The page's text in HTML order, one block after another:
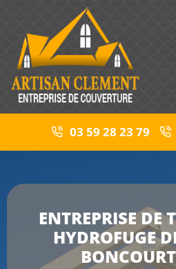
03 59 28 23 79
ENTREPRISE DE
HYDROFUGE